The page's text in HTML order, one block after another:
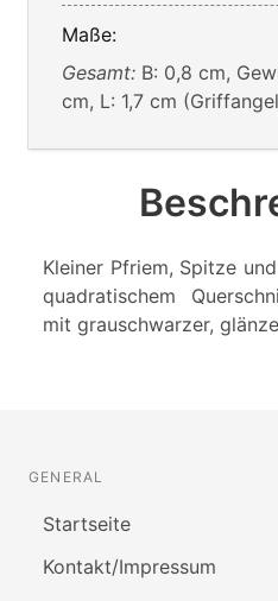
Maße:
Gesamt: B: 0,8 cm,
cm, L: 1,7 cm
Kleiner Pfriem, Spitze
quadratischem
mit grauschwarzer,
GENERAL
Startseite
Kontakt/Impressum